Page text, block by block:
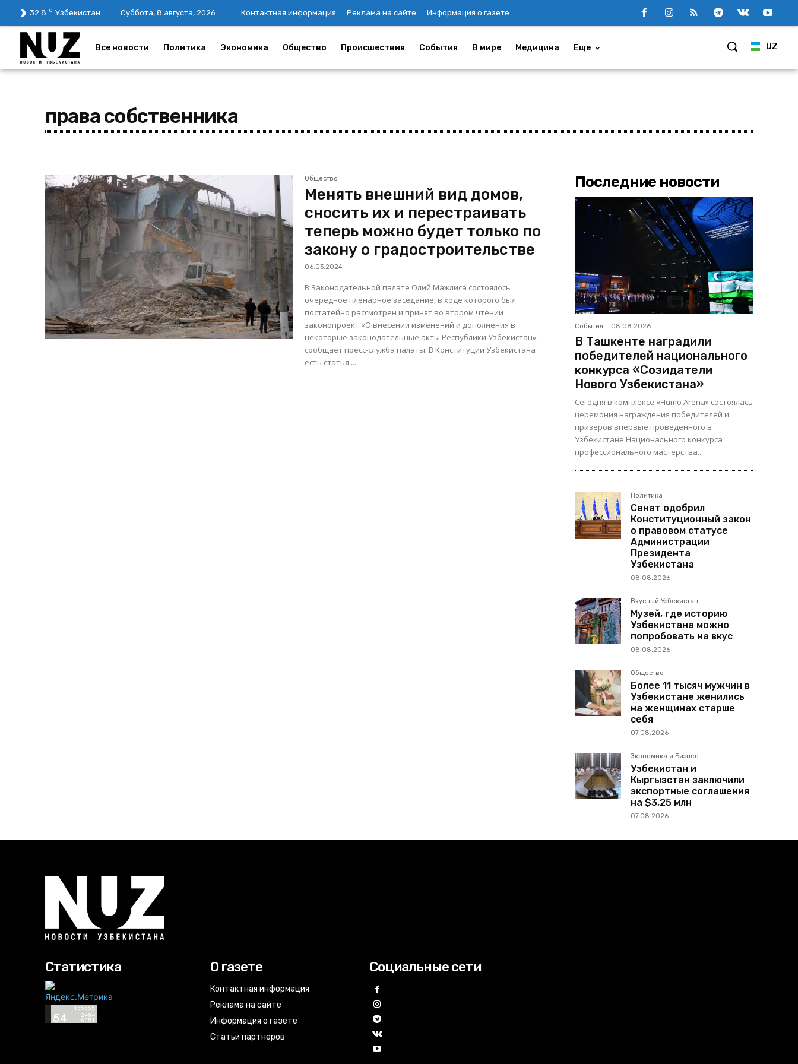
32.8 C Узбекистан Суббота, 8 августа, 2026 Контактная информация Реклама на сайте Информация о газете
UZ
Все новости Политика Экономика Общество Происшествия События В мире Медицина Еще
права собственника
Общество
Менять внешний вид домов,
сносить их и перестраивать
теперь можно будет только по
закону о градостроительстве
06.03.2024
В Законодательной палате Олий Мажлиса состоялось
очередное пленарное заседание, в ходе которого был
постатейно рассмотрен и принят во втором чтении
законопроект «О внесении изменений и дополнения в
некоторые законодательные акты Республики Узбекистан»,
сообщает пресс-служба палаты. В Конституции Узбекистана
есть статья,...
Последние новости
События 08.08.2026
В Ташкенте наградили
победителей национального
конкурса «Созидатели
Нового Узбекистана»
Сегодня в комплексе «Humo Arena» состоялась
церемония награждения победителей и
призеров впервые проведенного в
Узбекистане Национального конкурса
профессионального мастерства...
Политика
Сенат одобрил
Конституционный закон
о правовом статусе
Администрации
Президента
Узбекистана
08.08.2026
Вкусный Узбекистан
Музей, где историю
Узбекистана можно
попробовать на вкус
08.08.2026
Общество
Более 11 тысяч мужчин в
Узбекистане женились
на женщинах старше
себя
07.08.2026
Экономика и Бизнес
Узбекистан и
Кыргызстан заключили
экспортные соглашения
на $3,25 млн
07.08.2026
Статистика О газете
Контактная информация
Реклама на сайте
Информация о газете
Статьи партнеров
Социальные сети